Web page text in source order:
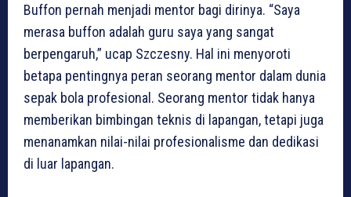
Buffon pernah menjadi mentor bagi dirinya. “Saya
merasa buffon adalah guru saya yang sangat
berpengaruh,” ucap Szczesny. Hal ini menyoroti
betapa pentingnya peran seorang mentor dalam dunia
sepak bola profesional. Seorang mentor tidak hanya
memberikan bimbingan teknis di lapangan, tetapi juga
menanamkan nilai-nilai profesionalisme dan dedikasi
di luar lapangan.